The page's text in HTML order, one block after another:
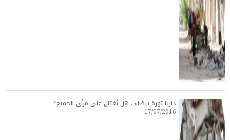
داريا ثورة بيضاء.. هل تُغتال على مرأى الجميع؟
17/07/2016